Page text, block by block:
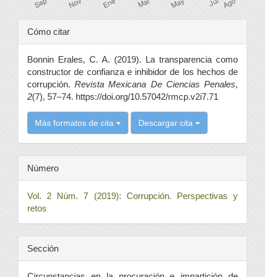
Detalles
del
artículo
Cómo citar
Bonnin Erales, C. A. (2019). La transparencia como
constructor de confianza e inhibidor de los hechos de
corrupción.Revista Mexicana De Ciencias Penales,
2(7), 57–74. https://doi.org/10.57042/rmcp.v2i7.71
Más formatos de cita Descargar cita
Número
Vol. 2 Núm. 7 (2019): Corrupción. Perspectivas y
retos
Sección